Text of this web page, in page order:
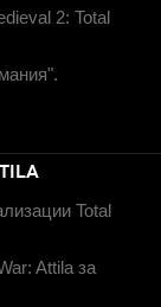
2: Total
Total
Attila за